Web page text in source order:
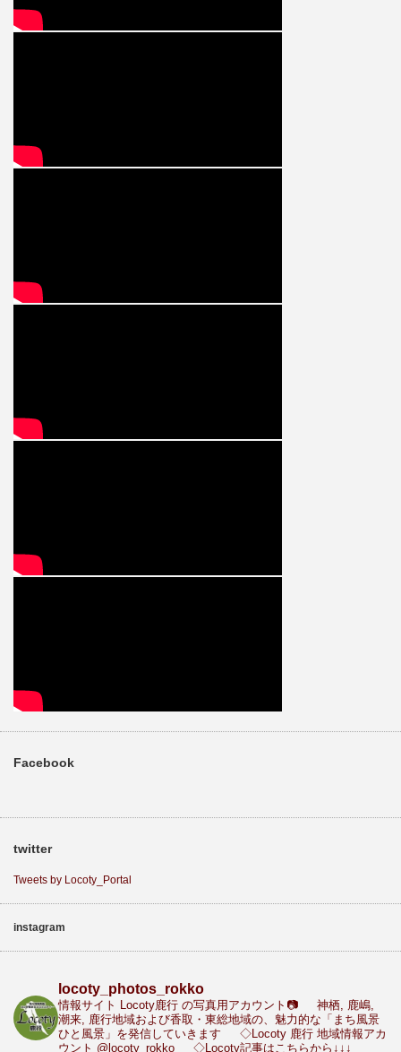
Facebook
twitter
Tweets by Locoty_Portal
instagram
locoty_photos_rokko
情報サイト Locoty鹿行 の写真用アカウント📷
神栖, 鹿嶋,
潮来, 鹿行地域および香取・東総地域の、魅力的な「まち風景
ひと風景」を発信していきます
◇Locoty 鹿行 地域情報アカ
ウント @locoty_rokko ◇Locoty記事はこちらから↓↓↓